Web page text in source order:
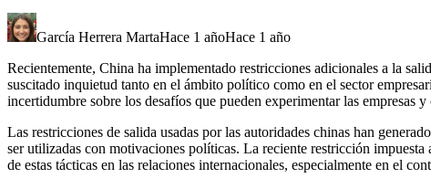
García Herrera MartaHace 1 añoHace 1 año
Recientemente, China ha implementado restricciones adicionales a la
suscitado inquietud tanto en el ámbito político como en el sector
incertidumbre sobre los desafíos que pueden experimentar las empresas
Las restricciones de salida usadas por las autoridades chinas han
ser utilizadas con motivaciones políticas. La reciente restricción
de estas tácticas en las relaciones internacionales, especialmente en el